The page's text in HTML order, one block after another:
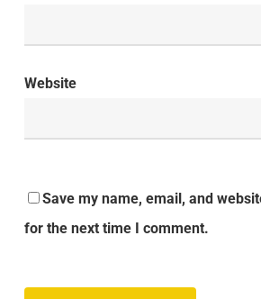
Website
Save my name, email, and
for the next time I comment.